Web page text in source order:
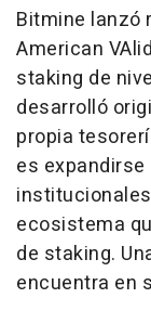
Bitmine lanzó
American
staking de
desarrolló
propia
es
ecosistema
de staking.
encuentra en